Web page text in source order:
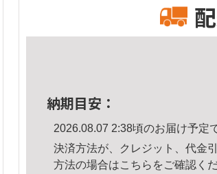
納期目安：
2026.08.07 2:38頃のお届け予定
決済方法が、クレジット、代金
方法の場合はこちら をご確認く